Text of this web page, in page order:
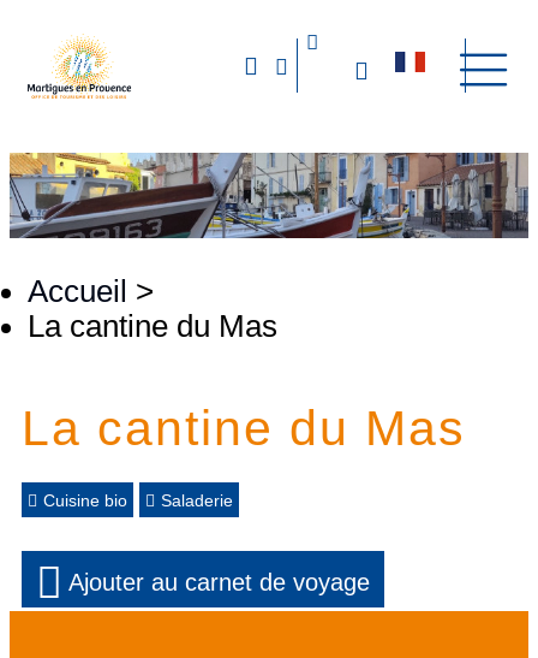
Accueil >
La cantine du Mas
La cantine du Mas
Cuisine bio Saladerie
Ajouter au carnet de voyage